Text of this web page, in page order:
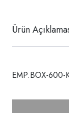
Ürün
Empero
EMP.BOX-600-